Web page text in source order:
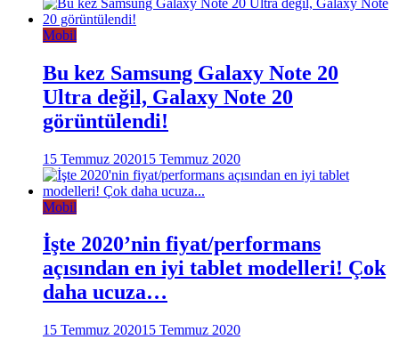
Mobil
Bu kez Samsung Galaxy Note 20
Ultra değil, Galaxy Note 20
görüntülendi!
15 Temmuz 202015 Temmuz 2020
Mobil
İşte 2020’nin fiyat/performans
açısından en iyi tablet modelleri! Çok
daha ucuza…
15 Temmuz 202015 Temmuz 2020